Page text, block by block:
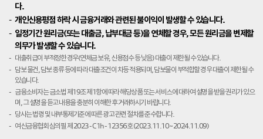
다.
개인신용평점 하락 시 금융거래와 관련된 불이익이 발생할 수 있습니다.
일정기간 원리금(또는 대출금, 납부대금 등)을 연체할 경우, 모든 원리금을 변제할
의무가 발생할 수 있습니다.
대출취급이 부적정한 경우(연체금 보유, 신용점수 등 낮음) 대출이 제한될 수 있습니다.
담보 물건, 담보 종류 등에 따라 대출조건이 차등 적용되며, 담보물이 부적합할 경우 대출이 제한될 수
있습니다.
금융소비자는 금소법 제19조 제1항에 따라 해당상품 또는 서비스에 대하여 설명을 받을 권리가 있으
며, 그 설명을 듣고 내용을 충분히 이해한 후 거래하시기 바랍니다.
당사는 법령 및 내부통제기준에 따른 광고 관련 절차를 준수합니다.
여신금융협회 심의필 제 2023 - C1h - 12356호 (2023.11.10 ~ 2024.11.09)